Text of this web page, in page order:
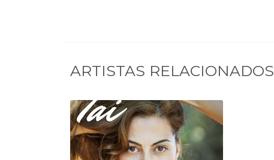
ARTISTAS RELACIONADOS